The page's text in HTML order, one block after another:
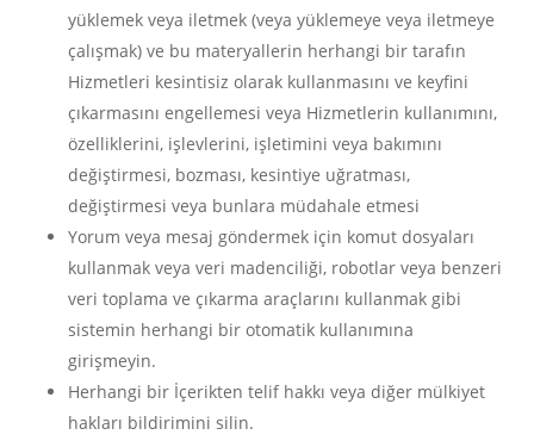
yüklemek veya iletmek (veya yüklemeye veya iletmeye
çalışmak) ve bu materyallerin herhangi bir tarafın
Hizmetleri kesintisiz olarak kullanmasını ve keyfini
çıkarmasını engellemesi veya Hizmetlerin kullanımını,
özelliklerini, işlevlerini, işletimini veya bakımını
değiştirmesi, bozması, kesintiye uğratması,
değiştirmesi veya bunlara müdahale etmesi
Yorum veya mesaj göndermek için komut dosyaları
kullanmak veya veri madenciliği, robotlar veya benzeri
veri toplama ve çıkarma araçlarını kullanmak gibi
sistemin herhangi bir otomatik kullanımına
girişmeyin.
Herhangi bir İçerikten telif hakkı veya diğer mülkiyet
hakları bildirimini silin.